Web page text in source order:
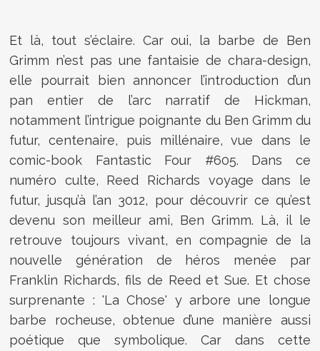
Et là, tout s’éclaire. Car oui, la barbe de Ben
Grimm n’est pas une fantaisie de chara-design,
elle pourrait bien annoncer l’introduction d’un
pan entier de l’arc narratif de Hickman,
notamment l’intrigue poignante du Ben Grimm du
futur, centenaire, puis millénaire, vue dans le
comic-book Fantastic Four #605. Dans ce
numéro culte, Reed Richards voyage dans le
futur, jusqu’à l’an 3012, pour découvrir ce qu’est
devenu son meilleur ami, Ben Grimm. Là, il le
retrouve toujours vivant, en compagnie de la
nouvelle génération de héros menée par
Franklin Richards, fils de Reed et Sue. Et chose
surprenante : 'La Chose' y arbore une longue
barbe rocheuse, obtenue d’une manière aussi
poétique que symbolique. Car dans cette